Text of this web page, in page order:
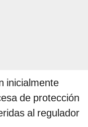
inicialmente
de protección
al regulador